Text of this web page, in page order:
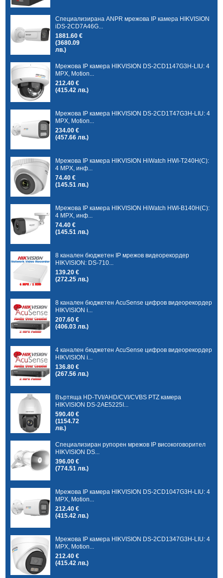
Специализирана ANPR мрежова IP камера HIKVISION
iDS-2CD7A46G...
1881.60 €
(3680.09
лв.)
Мрежова IP камера HIKVISION DS-2CD1147G3H-LIU: 4
MPX, Motion...
212.40 €
(415.42 лв.)
Мрежова IP камера HIKVISION DS-2CD1T47G3H-LIU: 4
MPX, Motion...
234.00 €
(457.66 лв.)
Мрежова IP камера HIKVISION HiWatch HWI-T240H(C):
4 MPX, инф...
74.40 €
(145.51 лв.)
Мрежова IP камера HIKVISION HiWatch HWI-B140H(C):
4 MPX, инф...
74.40 €
(145.51 лв.)
8 канален бюджетен IP мрежов видеорекордер
HIKVISION: DS-710...
139.20 €
(272.25 лв.)
8 канален бюджетен AcuSense цифров видеорекордер
HIKVISION i...
207.60 €
(406.03 лв.)
4 канален бюджетен AcuSense цифров видеорекордер
HIKVISION i...
136.80 €
(267.56 лв.)
Въртяща HD-TVI/AHD/CVI/CVBS PTZ камера
HIKVISION DS-2AE5225I...
590.40 €
(1154.72
лв.)
Специализиран рупорен мрежов IP високоговорител
HIKVISION DS...
396.00 €
(774.51 лв.)
Мрежова IP камера HIKVISION DS-2CD1047G3H-LIU: 4
MPX, Motion...
212.40 €
(415.42 лв.)
Мрежова IP камера HIKVISION DS-2CD1347G3H-LIU: 4
MPX, Motion...
212.40 €
(415.42 лв.)